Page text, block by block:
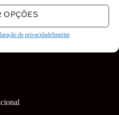
OPÇÕES
de privacidadeImprint